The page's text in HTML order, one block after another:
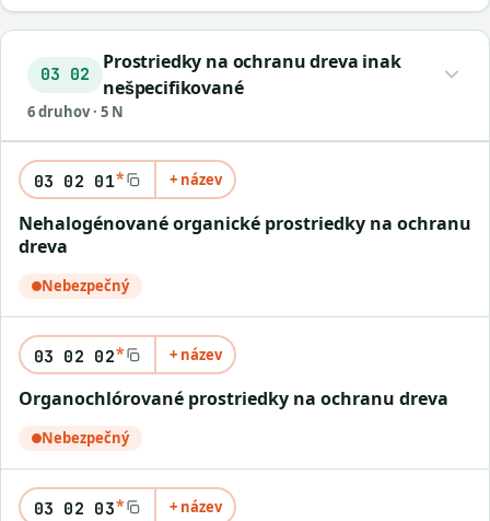
03 02
Prostriedky na ochranu dreva inak
nešpecifikované
6 druhov · 5 N
03 02 01* + název
nehalogénované organické prostriedky na ochranu
dreva
Nebezpečný
03 02 02* + název
organochlórované prostriedky na ochranu dreva
Nebezpečný
03 02 03* + název